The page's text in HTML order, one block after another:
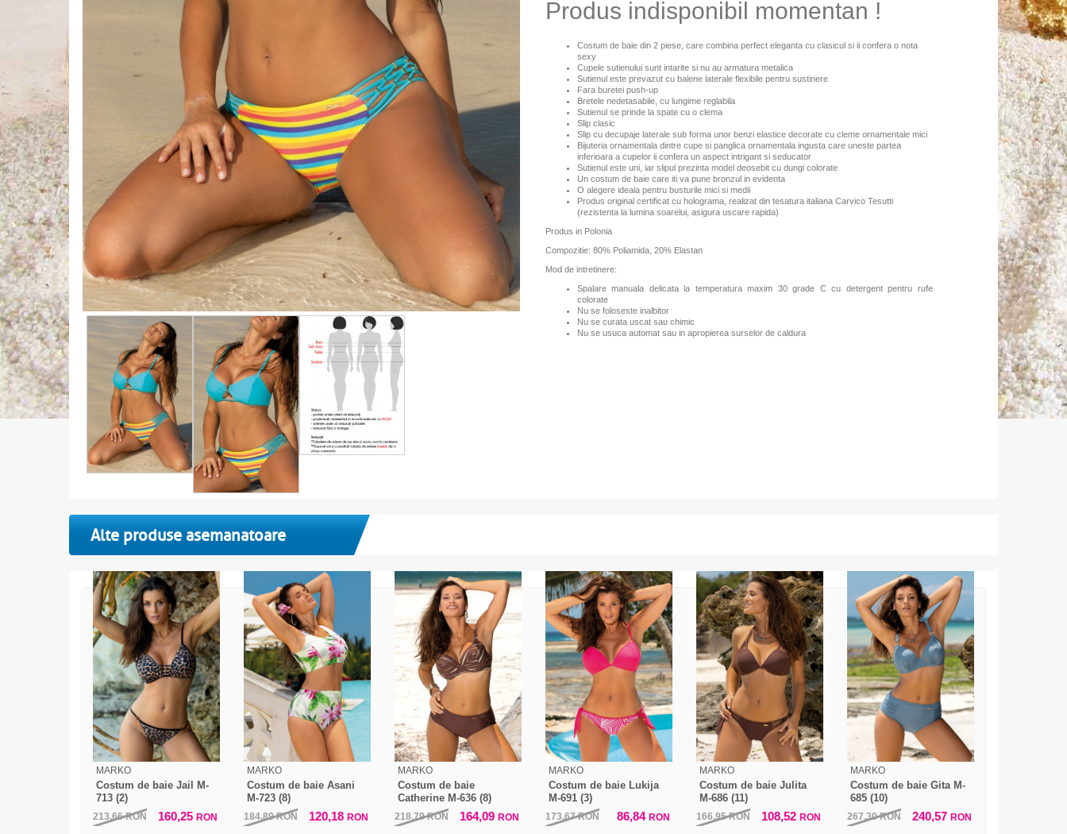
Produs indisponibil momentan !
Costum de baie din 2 piese, care combina perfect eleganta cu clasicul si ii confera o nota
sexy
Cupele sutienului sunt intarite si nu au armatura metalica
Sutienul este prevazut cu balene laterale flexibile pentru sustinere
Fara buretei push-up
Bretele nedetasabile, cu lungime reglabila
Sutienul se prinde la spate cu o clema
Slip clasic
Slip cu decupaje laterale sub forma unor benzi elastice decorate cu cleme ornamentale mici
Bijuteria ornamentala dintre cupe si panglica ornamentala ingusta care uneste partea
inferioara a cupelor ii confera un aspect intrigant si seducator
Sutienul este uni, iar slipul prezinta model deosebit cu dungi colorate
Un costum de baie care iti va pune bronzul in evidenta
O alegere ideala pentru busturile mici si medii
Produs original certificat cu holograma, realizat din tesatura italiana Carvico Tesutti
(rezistenta la lumina soarelui, asigura uscare rapida)
Produs in Polonia
Compozitie: 80% Poliamida, 20% Elastan
Mod de intretinere:
Spalare manuala delicata la temperatura maxim 30 grade C cu detergent pentru rufe
colorate
Nu se foloseste inalbitor
Nu se curata uscat sau chimic
Nu se usuca automat sau in apropierea surselor de caldura
Alte produse asemanatoare
MARKO
Costum de baie Jail M-
713 (2)
213,66RON 160,25 RON
MARKO
Costum de baie Asani
M-723 (8)
184,89RON 120,18 RON
MARKO
Costum de baie
Catherine M-636 (8)
218,79RON 164,09 RON
MARKO
Costum de baie Lukija
M-691 (3)
173,67RON 86,84 RON
MARKO
Costum de baie Julita
M-686 (11)
166,95RON 108,52 RON
MARKO
Costum de baie Gita M-
685 (10)
267,30RON 240,57 RON